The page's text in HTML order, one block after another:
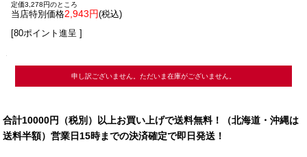
定価3,278円のところ
当店特別価格2,943円(税込)
[80ポイント進呈 ]
申し訳ございません。ただいま在庫がございません。
合計10000円（税別）以上お買い上げで送料無料！（北海道・沖縄は
送料半額）営業日15時までの決済確定で即日発送！